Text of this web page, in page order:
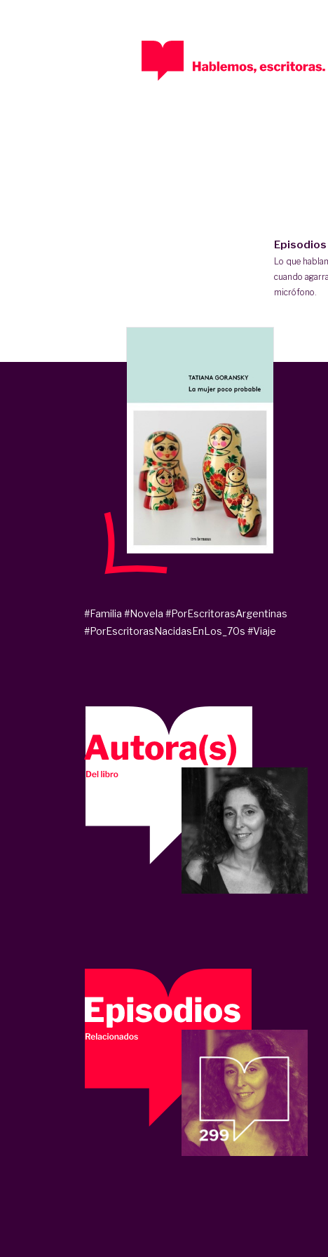
Episodios
Lo que
cuando
micrófono.
#Familia #Novela #PorEscritorasArgentinas
#PorEscritorasNacidasEnLos_70s #Viaje